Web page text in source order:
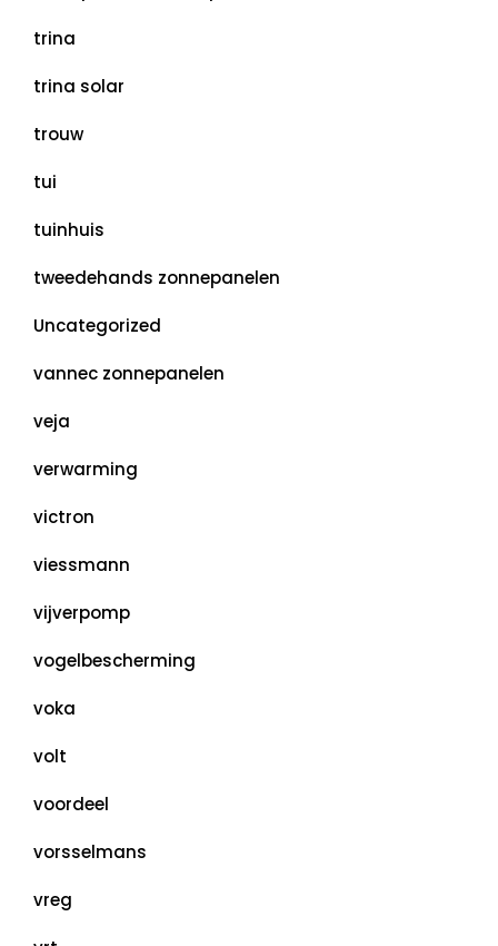
trina
trina solar
trouw
tui
tuinhuis
tweedehands zonnepanelen
Uncategorized
vannec zonnepanelen
veja
verwarming
victron
viessmann
vijverpomp
vogelbescherming
voka
volt
voordeel
vorsselmans
vreg